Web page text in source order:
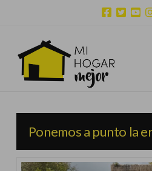
Ponemos a punto la